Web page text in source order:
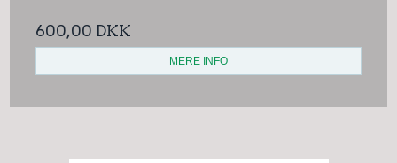
600,00 DKK
MERE INFO